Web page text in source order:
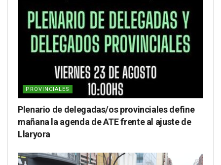
PROVINCIALES
Plenario de delegadas/os provinciales define
mañana la agenda de ATE frente al ajuste de
Llaryora